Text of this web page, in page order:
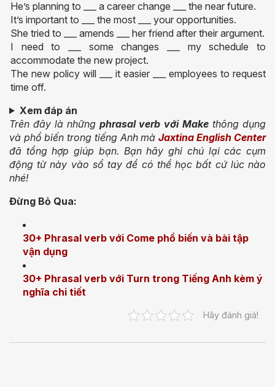
He’s planning to ___ a career change ___ the near future.
It’s important to ___ the most ___ your opportunities.
She tried to ___ amends ___ her friend after their argument.
I need to ___ some changes ___ my schedule to
accommodate the new project.
The new policy will ___ it easier ___ employees to request
time off.
Xem đáp án
Trên đây là những phrasal verb với Make thông dụng
và phổ biến trong tiếng Anh mà Jaxtina English Center
đã tổng hợp giúp bạn. Bạn hãy ghi chú lại các cụm
động từ này vào sổ tay để có thể học bất cứ lúc nào
nhé!
Đừng Bỏ Qua:
30+ Phrasal verb với Come phổ biến và bài tập
vận dụng
30+ Phrasal verb với Turn trong Tiếng Anh kèm ý
nghĩa chi tiết
Hãy đánh giá!